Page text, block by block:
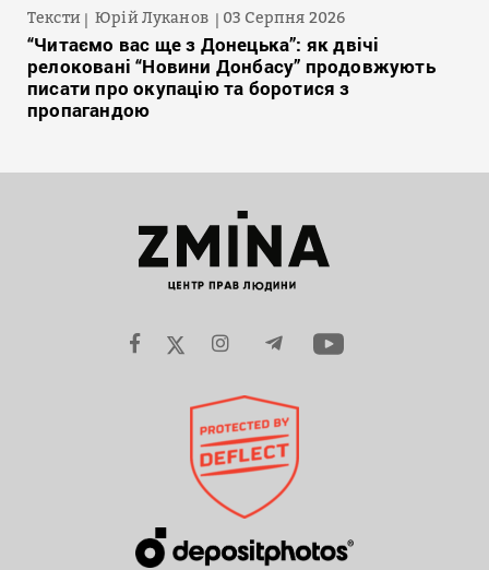
Тексти Юрій Луканов 03 Серпня 2026
“Читаємо вас ще з Донецька”: як двічі
релоковані “Новини Донбасу” продовжують
писати про окупацію та боротися з
пропагандою